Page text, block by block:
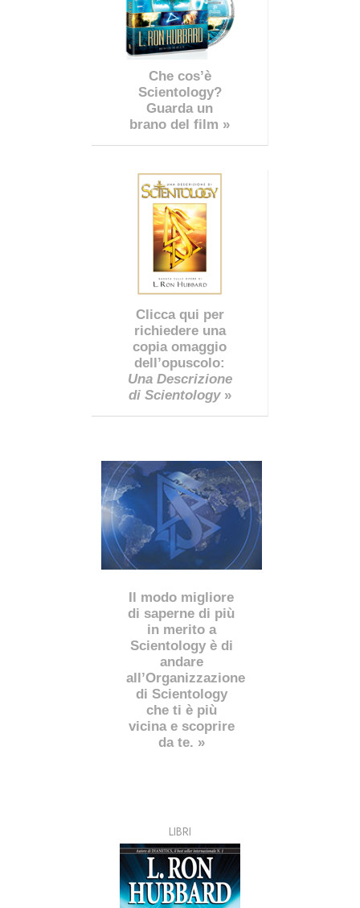
Che cos’è
Scientology?
Guarda un
brano del film »
Clicca qui per
richiedere una
copia omaggio
dell’opuscolo:
Una Descrizione
di Scientology»
Il modo migliore
di saperne di più
in merito a
Scientology è di
andare
all’Organizzazione
di Scientology
che ti è più
vicina e scoprire
da te. »
LIBRI